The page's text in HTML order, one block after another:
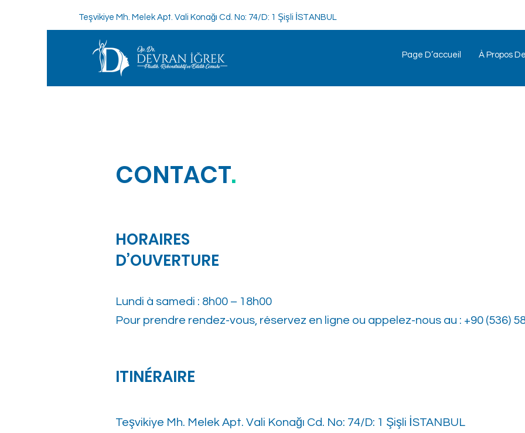
Teşvikiye Mh. Melek Apt. Vali Konağı Cd. No: 74/D: 1 Şişli İSTANBUL
Page D’accueil À Propos
CONTACT.
HORAIRES
D’OUVERTURE
Lundi à samedi : 8h00 – 18h00
Pour prendre rendez-vous, réservez en ligne ou appelez-nous au : +90 (536)
ITINÉRAIRE
Teşvikiye Mh. Melek Apt. Vali Konağı Cd. No: 74/D: 1 Şişli İSTANBUL